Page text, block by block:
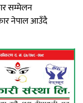
सम्मेलन
नेपाल आउँदै